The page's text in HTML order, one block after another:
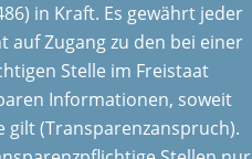
in Kraft. Es gewährt jeder
auf Zugang zu den bei einer
Stelle im Freistaat
Informationen, soweit
gilt (Transparenzanspruch).